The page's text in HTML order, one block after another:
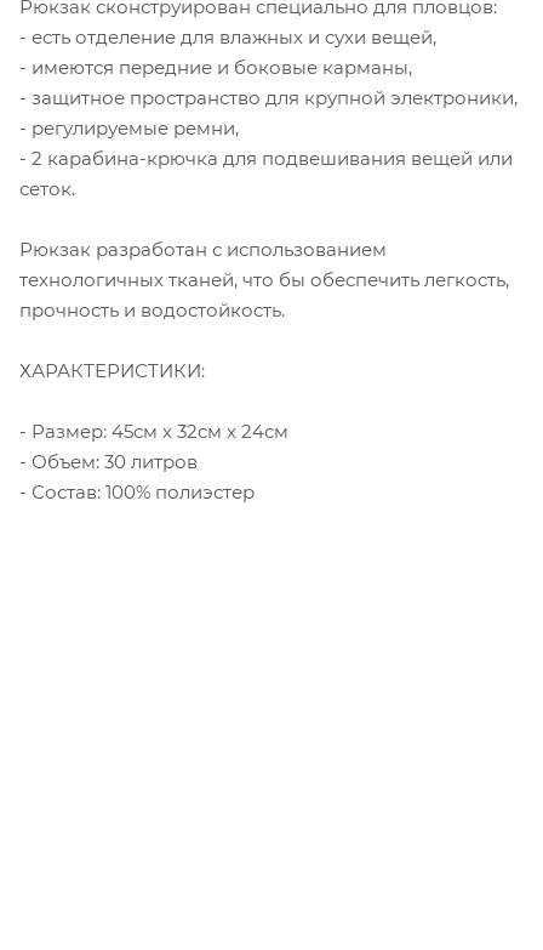
Рюкзак сконструирован специально для пловцов:
- есть отделение для влажных и сухи вещей,
- имеются передние и боковые карманы,
- защитное пространство для крупной электроники,
- регулируемые ремни,
- 2 карабина-крючка для подвешивания вещей или
сеток.
Рюкзак разработан с использованием
технологичных тканей, что бы обеспечить легкость,
прочность и водостойкость.
ХАРАКТЕРИСТИКИ:
- Размер: 45см х 32см х 24см
- Объем: 30 литров
- Состав: 100% полиэстер